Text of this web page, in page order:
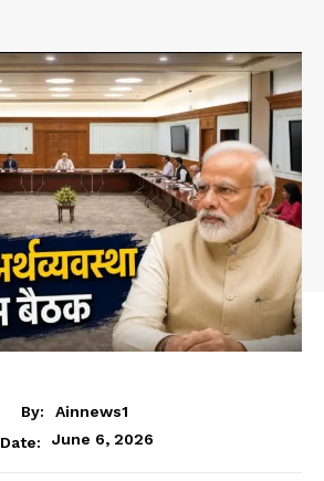
By:
Ainnews1
Date:
June 6, 2026